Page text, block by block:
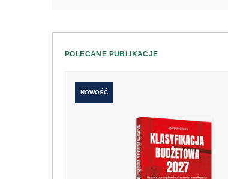
POLECANE PUBLIKACJE
NOWOŚĆ